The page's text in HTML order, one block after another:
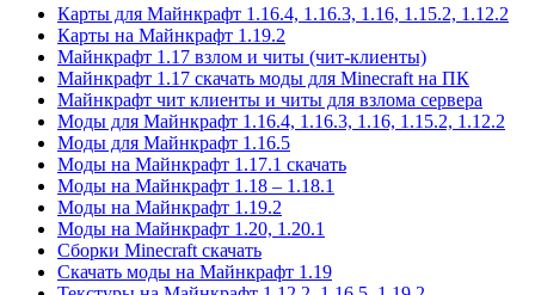
Карты для Майнкрафт 1.16.4, 1.16.3, 1.16, 1.15.2, 1.12.2
Карты на Майнкрафт 1.19.2
Майнкрафт 1.17 взлом и читы (чит-клиенты)
Майнкрафт 1.17 скачать моды для Minecraft на ПК
Майнкрафт чит клиенты и читы для взлома сервера
Моды для Майнкрафт 1.16.4, 1.16.3, 1.16, 1.15.2, 1.12.2
Моды для Майнкрафт 1.16.5
Моды на Майнкрафт 1.17.1 скачать
Моды на Майнкрафт 1.18 – 1.18.1
Моды на Майнкрафт 1.19.2
Моды на Майнкрафт 1.20, 1.20.1
Сборки Minecraft скачать
Скачать моды на Майнкрафт 1.19